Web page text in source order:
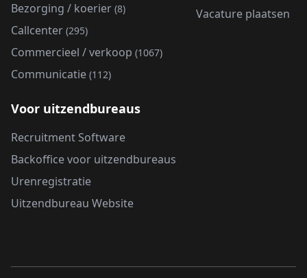
Bezorging / koerier (8)
Callcenter (295)
Commercieel / verkoop (1067)
Communicatie (112)
Vacature plaatsen
Voor uitzendbureaus
Recruitment Software
Backoffice voor uitzendbureaus
Urenregistratie
Uitzendbureau Website